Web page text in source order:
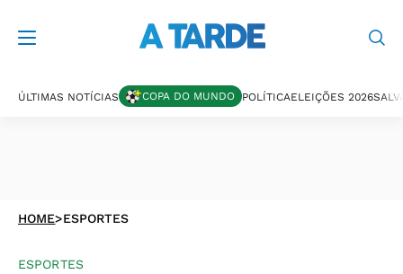
ÚLTIMAS NOTÍCIAS COPA DO MUNDO POLÍTICAELEIÇÕES 2026
HOME>ESPORTES
ESPORTES